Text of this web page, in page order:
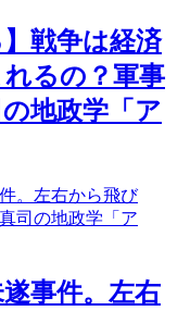
戦争は経済
るの？軍事
地政学「ア
事件。左右